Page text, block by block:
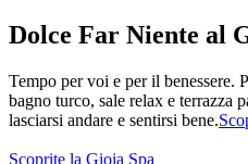
Dolce Far Niente al
Tempo per voi e per il benessere.
bagno turco, sale relax e terrazza
lasciarsi andare e sentirsi bene.
Scoprite la Gioia Spa